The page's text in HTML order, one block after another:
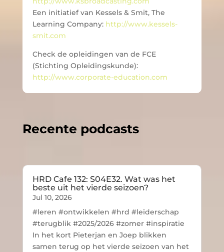
Een initiatief van Kessels & Smit, The
Learning Company: http://www.kessels-
smit.com
Check de opleidingen van de FCE
(Stichting Opleidingskunde):
http://www.corporate-education.com
Recente podcasts
HRD Cafe 132: S04E32. Wat was het
beste uit het vierde seizoen?
Jul 10, 2026
#leren #ontwikkelen #hrd #leiderschap
#terugblik #2025/2026 #zomer #inspiratie
In het kort Pieterjan en Joep blikken
samen terug op het vierde seizoen van het